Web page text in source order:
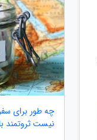
چه طور برای
نیست ثروتمند